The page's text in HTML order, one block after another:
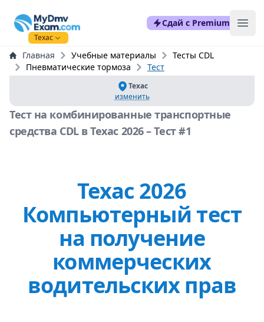
mydmvexam.com
Техас
Сдай с Premium
Главная Учебные материалы
Тесты CDL
Пневматические тормоза
Тест
Техас
изменить
Тест на комбинированные транспортные
средства CDL в Техас 2026 – Тест #1
Техас 2026
Компьютерный тест
на получение
коммерческих
водительских прав